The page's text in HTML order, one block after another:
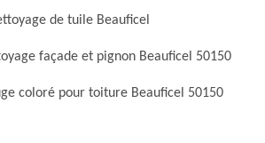
de tuile Beauficel
façade et pignon Beauficel 50150
coloré pour toiture Beauficel 50150